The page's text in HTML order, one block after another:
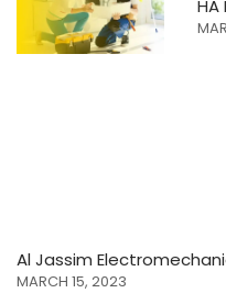
HA
Al Jassim
MARCH 15, 2023